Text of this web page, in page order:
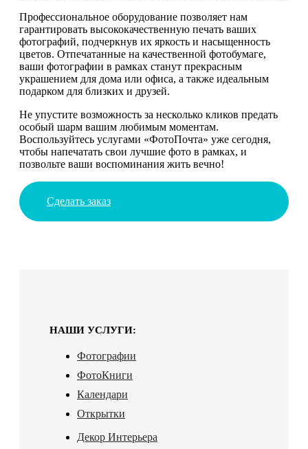
Профессиональное оборудование позволяет нам
гарантировать высококачественную печать ваших
фотографий, подчеркнув их яркость и насыщенность
цветов. Отпечатанные на качественной фотобумаге,
ваши фотографии в рамках станут прекрасным
украшением для дома или офиса, а также идеальным
подарком для близких и друзей.
Не упустите возможность за несколько кликов предать
особый шарм вашим любимым моментам.
Воспользуйтесь услугами «ФотоПочта» уже сегодня,
чтобы напечатать свои лучшие фото в рамках, и
позвольте ваши воспоминания жить вечно!
Сделать заказ
НАШИ УСЛУГИ:
Фотографии
ФотоКниги
Календари
Открытки
Декор Интерьера